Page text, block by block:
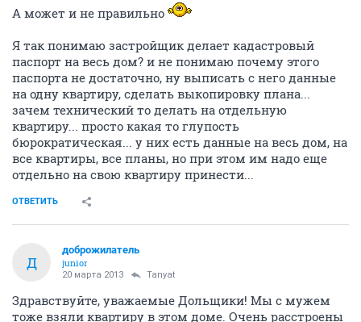
А может и не правильно
Я так понимаю застройщик делает кадастровый
паспорт на весь дом? и не понимаю почему этого
паспорта не достаточно, ну выписать с него данные
на одну квартиру, сделать выкопировку плана...
зачем технический то делать на отдельную
квартиру... просто какая то глупость
бюрократическая... у них есть данные на весь дом, на
все квартиры, все планы, но при этом им надо еще
отдельно на свою квартиру принести...
ОТВЕТИТЬ
Д
доброжилатель
junior
20 марта 2013 Tanyat
Здравствуйте, уважаемые Дольщики! Мы с мужем
тоже взяли квартиру в этом доме. Очень расстроены